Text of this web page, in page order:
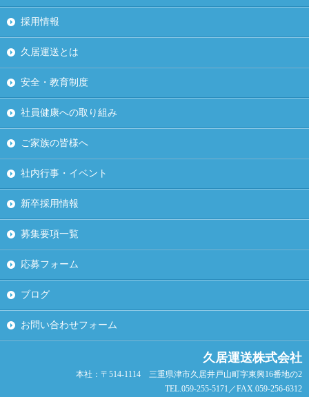
採用情報
久居運送とは
安全・教育制度
社員健康への取り組み
ご家族の皆様へ
社内行事・イベント
新卒採用情報
募集要項一覧
応募フォーム
ブログ
お問い合わせフォーム
久居運送株式会社
本社：〒514-1114 三重県津市久居井戸山町字東興16番地の2
TEL.059-255-5171／FAX.059-256-6312